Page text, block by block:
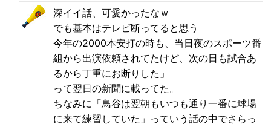
深イイ話、可愛かったなｗ
でも基本はテレビ断ってると思う
今年の2000本安打の時も、当日夜のスポーツ番
組から出演依頼されてたけど、次の日も試合あ
るから丁重にお断りした」
って翌日の新聞に載ってた。
ちなみに「鳥谷は翌朝もいつも通り一番に球場
に来て練習していた」っていう話の中でさらっ